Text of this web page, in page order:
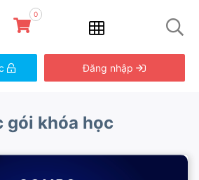
0
Đăng nhập
gói khóa học